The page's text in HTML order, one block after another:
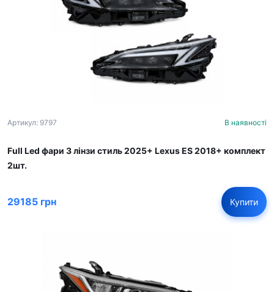
Артикул: 9797 В наявності
Full Led фари 3 лінзи стиль 2025+ Lexus ES 2018+ комплект
2шт.
29185 грн Купити